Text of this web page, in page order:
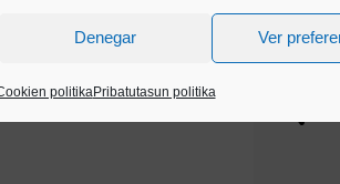
Denegar Ver
politikaPribatutasun politika